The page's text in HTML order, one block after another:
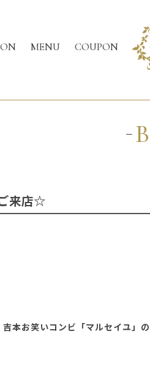
MENU COUPON
来店☆
吉本お笑いコンビ「マルセイユ」の